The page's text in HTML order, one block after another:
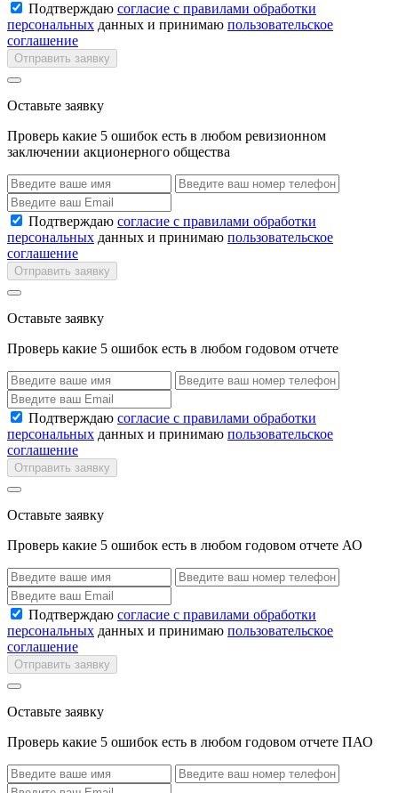
Подтверждаю согласие с правилами обработки
персональных данных и принимаю пользовательское
соглашение
Отправить заявку
Оставьте заявку
Проверь какие 5 ошибок есть в любом ревизионном
заключении акционерного общества
Подтверждаю согласие с правилами обработки
персональных данных и принимаю пользовательское
соглашение
Отправить заявку
Оставьте заявку
Проверь какие 5 ошибок есть в любом годовом отчете
Подтверждаю согласие с правилами обработки
персональных данных и принимаю пользовательское
соглашение
Отправить заявку
Оставьте заявку
Проверь какие 5 ошибок есть в любом годовом отчете АО
Подтверждаю согласие с правилами обработки
персональных данных и принимаю пользовательское
соглашение
Отправить заявку
Оставьте заявку
Проверь какие 5 ошибок есть в любом годовом отчете ПАО